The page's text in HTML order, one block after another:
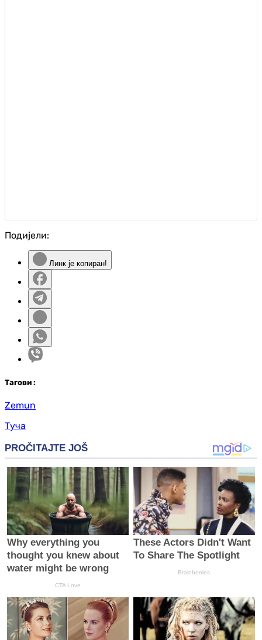
Подијели:
Линк је копиран!
Тагови :
Zemun
Туча